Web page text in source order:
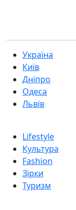
Україна
Київ
Дніпро
Одеса
Львів
Lifestyle
Культура
Fashion
Зірки
Туризм